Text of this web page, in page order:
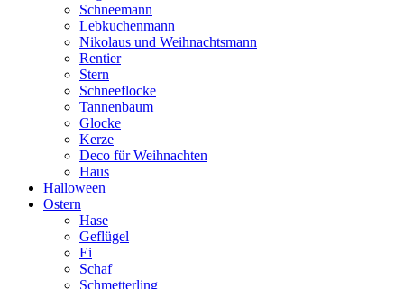
Schneemann
Lebkuchenmann
Nikolaus und Weihnachtsmann
Rentier
Stern
Schneeflocke
Tannenbaum
Glocke
Kerze
Deco für Weihnachten
Haus
Halloween
Ostern
Hase
Geflügel
Ei
Schaf
Schmetterling